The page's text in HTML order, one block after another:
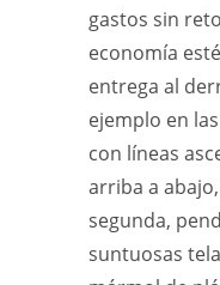
gastos sin
economía
entrega al
ejemplo en
con líneas
arriba a
segunda,
suntuosas